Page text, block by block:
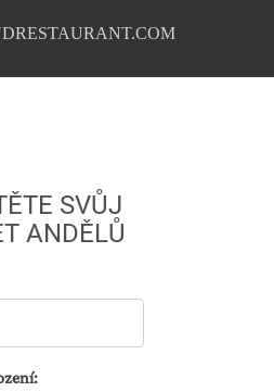
SVŮJ
ANDĚLŮ